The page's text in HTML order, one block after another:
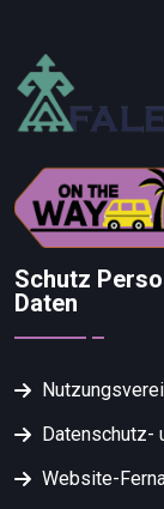
Schutz
Daten
Datenschutz-
Website-